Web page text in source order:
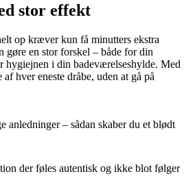
stor effekt
op kræver kun få minutters ekstra
gøre en stor forskel – både for din
hygiejnen i din badeværelseshylde. Med
hver eneste dråbe, uden at gå på
anledninger – sådan skaber du et blødt
der føles autentisk og ikke blot følger